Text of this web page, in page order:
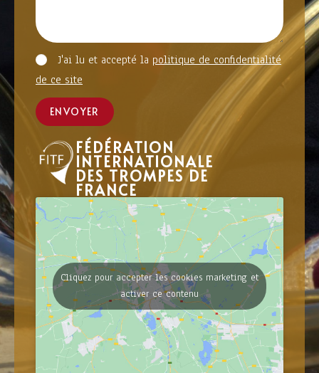
J'ai lu et accepté la politique de confidentialité
de ce site
ENVOYER
FÉDÉRATION
INTERNATIONALE
DES TROMPES DE
FRANCE
Cliquez pour accepter les cookies marketing et
activer ce contenu